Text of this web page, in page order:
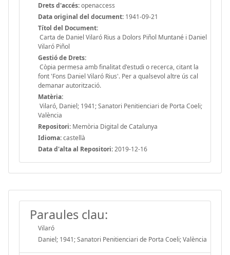
Drets d'accés:openaccess
Data original del document: 1941-09-21
Títol del Document:
Carta de Daniel Vilaró Rius a Dolors Piñol Muntané i Daniel
Vilaró Piñol
Gestió de Drets:
Còpia permesa amb finalitat d'estudi o recerca, citant la
font 'Fons Daniel Vilaró Rius'. Per a qualsevol altre ús cal
demanar autorització.
Matèria:
Vilaró, Daniel; 1941; Sanatori Penitienciari de Porta Coeli;
València
Repositori: Memòria Digital de Catalunya
Idioma:castellà
Data d'alta al Repositori:2019-12-16
Paraules clau:
Vilaró
Daniel; 1941; Sanatori Penitienciari de Porta Coeli; València